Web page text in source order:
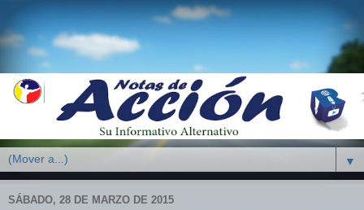
▼
SÁBADO, 28 DE MARZO DE 2015